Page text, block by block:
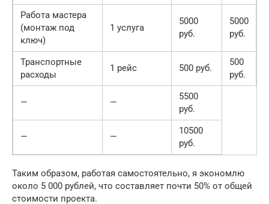
Работа мастера
(монтаж под
ключ)
1 услуга
5000
руб.
5000
руб.
Транспортные
расходы
1 рейс 500 руб.
500
руб.
— —
5500
руб.
— —
10500
руб.
Таким образом, работая самостоятельно, я экономлю
около 5 000 рублей, что составляет почти 50% от общей
стоимости проекта.